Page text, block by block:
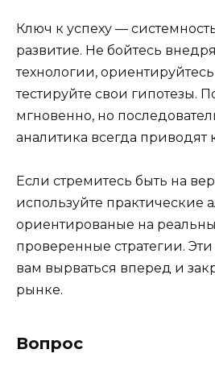
Ключ к успеху —
развитие. Не бойтесь
технологии,
тестируйте свои гипотезы.
мгновенно, но
аналитика всегда приводят
Если стремитесь быть на
используйте практические
ориентированые на
проверенные стратегии.
вам вырваться вперед и
рынке.
Вопрос